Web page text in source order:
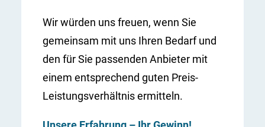
Wir würden uns freuen, wenn Sie
gemeinsam mit uns Ihren Bedarf und
den für Sie passenden Anbieter mit
einem entsprechend guten Preis-
Leistungsverhältnis ermitteln.